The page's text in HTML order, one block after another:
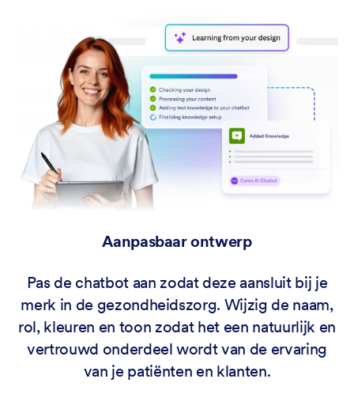
Aanpasbaar ontwerp
Pas de chatbot aan zodat deze aansluit bij je
merk in de gezondheidszorg. Wijzig de naam,
rol, kleuren en toon zodat het een natuurlijk en
vertrouwd onderdeel wordt van de ervaring
van je patiënten en klanten.